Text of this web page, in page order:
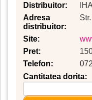
Distribuitor:
Adresa
distribuitor:
Site:
Pret:
Telefon:
Cantitatea dorita: